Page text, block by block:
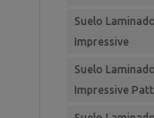
Suelo
Impressive
Suelo
Impressive